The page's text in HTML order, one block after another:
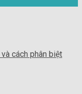
cách phân biệt